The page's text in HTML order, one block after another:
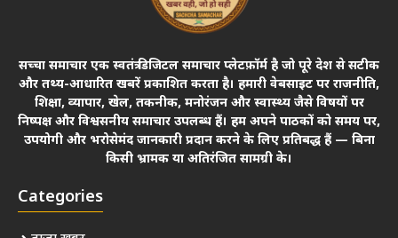
सच्चा समाचार एक स्वतंत्र डिजिटल समाचार प्लेटफ़ॉर्म है जो पूरे देश से सटीक
और तथ्य-आधारित खबरें प्रकाशित करता है। हमारी वेबसाइट पर राजनीति,
शिक्षा, व्यापार, खेल, तकनीक, मनोरंजन और स्वास्थ्य जैसे विषयों पर
निष्पक्ष और विश्वसनीय समाचार उपलब्ध हैं। हम अपने पाठकों को समय पर,
उपयोगी और भरोसेमंद जानकारी प्रदान करने के लिए प्रतिबद्ध हैं — बिना
किसी भ्रामक या अतिरंजित सामग्री के।
Categories